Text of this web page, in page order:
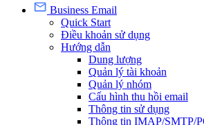
Business Email
Quick Start
Điều khoản sử dụng
Hướng dẫn
Dung lượng
Quản lý tài khoản
Quản lý nhóm
Cấu hình thu hồi email
Thông tin sử dụng
Thông tin IMAP/SMTP/